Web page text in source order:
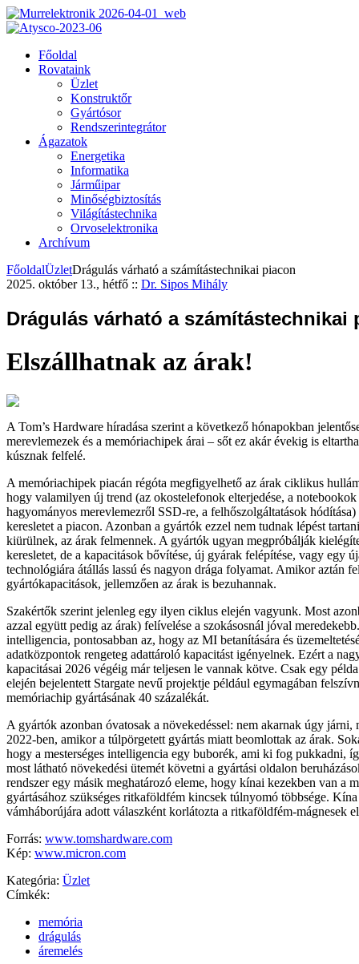
Főoldal
Rovataink
Üzlet
Konstruktőr
Gyártósor
Rendszerintegrátor
Ágazatok
Energetika
Informatika
Járműipar
Minőségbiztosítás
Világítástechnika
Orvoselektronika
Archívum
FőoldalÜzletDrágulás várható a számítástechnikai piacon
2025. október 13., hétfő :: Dr. Sipos Mihály
Drágulás várható a számítástechnikai
Elszállhatnak az árak!
A Tom’s Hardware híradása szerint a következő hónapokban
merevlemezek és a memóriachipek árai – sőt ez akár évekig is
kúsznak felfelé.
A memóriachipek piacán régóta megfigyelhető az árak ciklikus
hogy valamilyen új trend (az okostelefonok elterjedése, a notebookok
hagyományos merevlemezről SSD-re, a felhőszolgáltatások
keresletet a piacon. Azonban a gyártók ezzel nem tudnak lépést
kiürülnek, az árak felmennek. A gyártók ugyan megpróbálják
keresletet, de a kapacitások bővítése, új gyárak felépítése, vagy egy
technológiára átállás lassú és nagyon drága folyamat. Amikor aztán
gyártókapacitások, jellemzően az árak is bezuhannak.
Szakértők szerint jelenleg egy ilyen ciklus elején vagyunk. Most
azzal együtt pedig az árak) felívelése a szokásosnál jóval
intelligencia, pontosabban az, hogy az MI betanítására és
adatközpontok rengeteg adattároló kapacitást igényelnek. Ezért a
kapacitásai 2026 végéig már teljesen le vannak kötve. Csak egy
elején bejelentett Stargate nevű projektje például egymagában
memóriachip gyártásának 40 százalékát.
A gyártók azonban óvatosak a növekedéssel: nem akarnak úgy járni,
2022-ben, amikor a túlpörgetett gyártás miatt beomlottak az árak.
hogy a mesterséges intelligencia egy buborék, ami ki fog pukkadni,
most látható növekedési ütemét követni a gyártási oldalon
rendszer egy másik meghatározó eleme, hogy kínai kezekben van a
gyártásához szükséges ritkaföldfém kincsek túlnyomó többsége.
vámháborújára adott válaszként korlátozta a ritkaföldfém-mágnesek
Forrás: www.tomshardware.com
Kép: www.micron.com
Kategória: Üzlet
Címkék:
memória
drágulás
áremelés